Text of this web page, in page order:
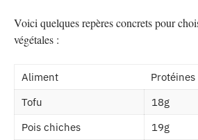
Voici quelques repères concrets pour
végétales :
Aliment
Tofu
18g
Pois chiches
19g